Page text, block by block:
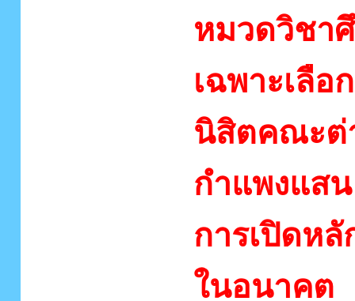
หมวดวิชา
เฉพาะเลือ
นิสิตคณะต่
กำแพงแส
การเปิดห
ในอนาคต